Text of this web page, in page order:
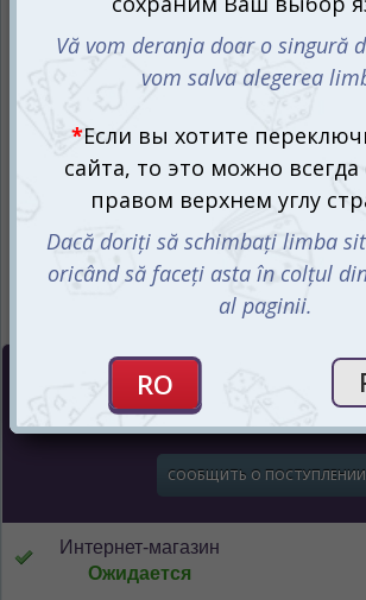
СООБЩИТЬ О ПОСТУПЛЕНИИ
Интернет-магазин
Ожидается